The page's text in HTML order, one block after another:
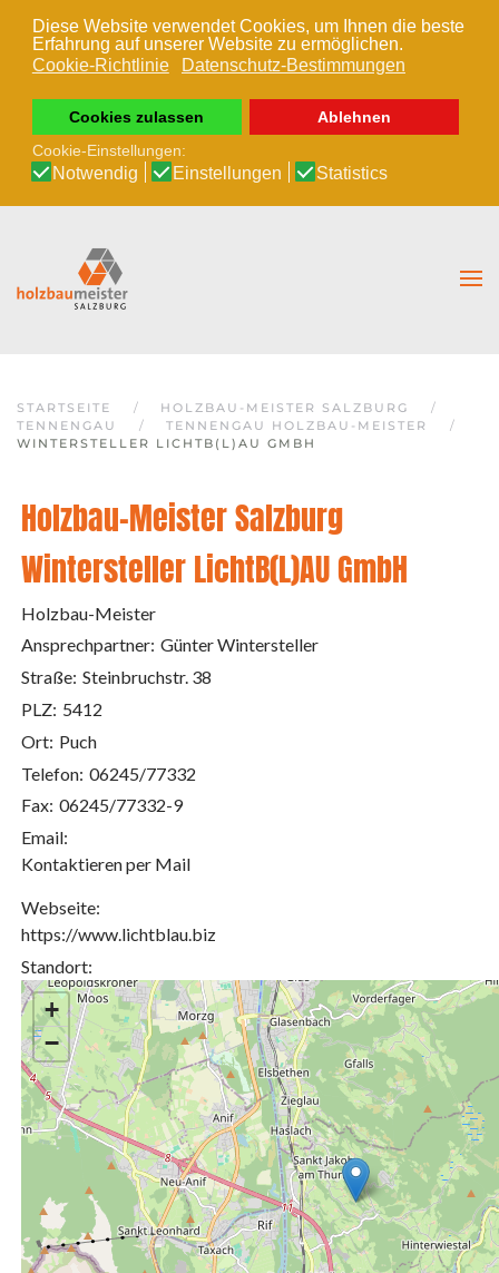
Diese Website verwendet Cookies, um Ihnen die beste
Erfahrung auf unserer Website zu ermöglichen.
Cookie-Richtlinie
Datenschutz-Bestimmungen
Cookies zulassen
Ablehnen
Cookie-Einstellungen:
Notwendig Einstellungen Statistics
Zum Hauptinhalt springen
STARTSEITE
HOLZBAU-MEISTER SALZBURG
TENNENGAU
TENNENGAU HOLZBAU-MEISTER
WINTERSTELLER LICHTB(L)AU GMBH
Holzbau-Meister Salzburg
Wintersteller LichtB(L)AU GmbH
Holzbau-Meister
Ansprechpartner: Günter Wintersteller
Straße: Steinbruchstr. 38
PLZ: 5412
Ort: Puch
Telefon: 06245/77332
Fax: 06245/77332-9
Email:
Kontaktieren per Mail
Webseite:
https://www.lichtblau.biz
Standort:
+
−